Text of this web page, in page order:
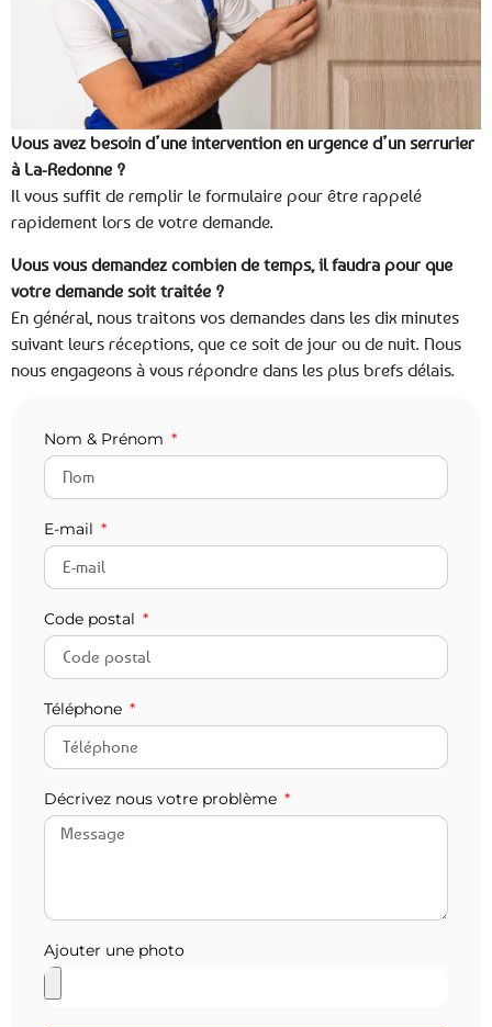
Vous avez besoin d’une intervention en urgence d’un serrurier
à La-Redonne ?
Il vous suffit de remplir le formulaire pour être rappelé
rapidement lors de votre demande.
Vous vous demandez combien de temps, il faudra pour que
votre demande soit traitée ?
En général, nous traitons vos demandes dans les dix minutes
suivant leurs réceptions, que ce soit de jour ou de nuit. Nous
nous engageons à vous répondre dans les plus brefs délais.
Nom & Prénom
E-mail
Code postal
Téléphone
Décrivez nous votre problème
Ajouter une photo